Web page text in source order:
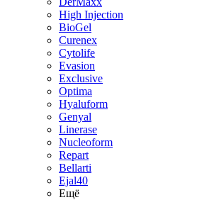
High Injection
BioGel
Curenex
Cytolife
Evasion
Exclusive
Optima
Hyaluform
Genyal
Linerase
Nucleoform
Repart
Bellarti
Ejal40
Ещё